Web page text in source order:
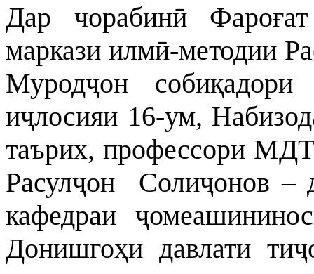
Дар чорабинӣ
маркази илмӣ-методии
Муродҷон
иҷлосияи 16-ум,
таърих, профессори
Расулҷон Солиҷонов –
кафедраи
Донишгоҳи давлати